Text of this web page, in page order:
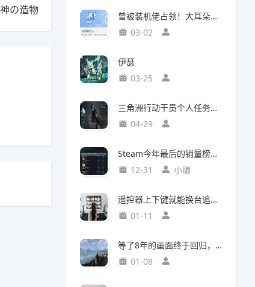
の造物
曾被装机佬占领！大耳朵图图贴吧重归故主
03-02
伊瑟
03-25
三角洲行动干员个人任务一览及完成建议【无名篇】
04-29
Steam今年最后的销量榜！最后赢家不是《光与影：33号远征队》
12-31
小编
遥控器上下键就能换台追剧，这款神器竟然打破了传统电视的所有限制
01-11
等了8年的画面终于回归，这个Mod竟然让《巫师3》重现当年神级预告
01-08